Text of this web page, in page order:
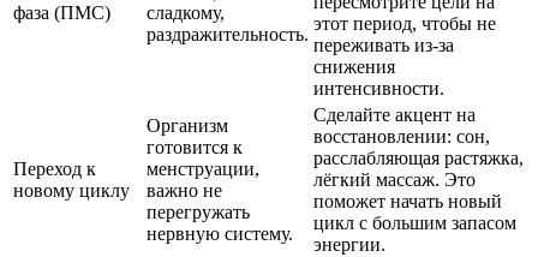
фаза (ПМС)
сладкому,
раздражительность.
этот период, чтобы не
переживать из-за
снижения
интенсивности.
Переход к
новому циклу
Организм
готовится к
менструации,
важно не
перегружать
нервную систему.
Сделайте акцент на
восстановлении: сон,
расслабляющая растяжка,
лёгкий массаж. Это
поможет начать новый
цикл с большим запасом
энергии.